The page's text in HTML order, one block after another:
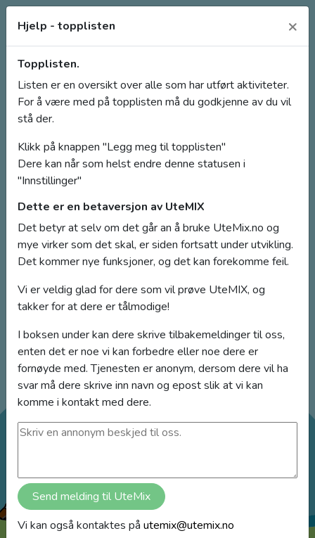
Ute
MIX
Beta
Logg inn
Topplisten
Aktiviteter
1 Team OHCB
2 Silje
Bønnålaget
5 Langvatnets venner
Hjelp - topplisten ×
Topplisten.
Listen er en oversikt over alle som har utført aktiviteter.
For å være med på topplisten må du godkjenne av du vil
stå der.
Klikk på knappen "Legg meg til topplisten"
Dere kan når som helst endre denne statusen i
"Innstillinger"
Dette er en betaversjon av UteMIX
Det betyr at selv om det går an å bruke UteMix.no og
mye virker som det skal, er siden fortsatt under utvikling.
Det kommer nye funksjoner, og det kan forekomme feil.
Vi er veldig glad for dere som vil prøve UteMIX, og
takker for at dere er tålmodige!
I boksen under kan dere skrive tilbakemeldinger til oss,
enten det er noe vi kan forbedre eller noe dere er
fornøyde med. Tjenesten er anonym, dersom dere vil ha
svar må dere skrive inn navn og epost slik at vi kan
komme i kontakt med dere.
Send melding til UteMix
Vi kan også kontaktes på utemix@utemix.no